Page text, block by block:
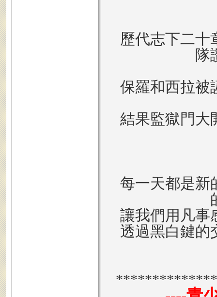
歷代志下二十
隊
保羅和西拉被
結果監獄門大
每一天都是新
讓我們用凡事
透過黑白鍵的